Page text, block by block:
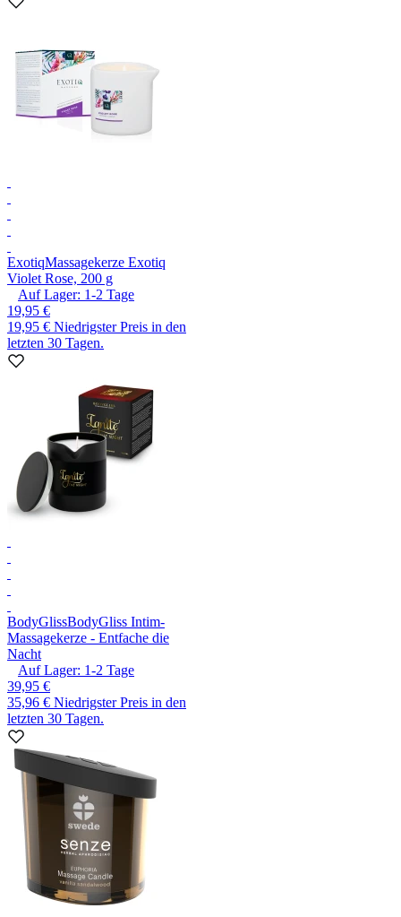
ExotiqMassagekerze Exotiq
Violet Rose, 200 g
Auf Lager: 1-2 Tage
19,95 €
19,95 € Niedrigster Preis in den
letzten 30 Tagen.
BodyGlissBodyGliss Intim-
Massagekerze - Entfache die
Nacht
Auf Lager: 1-2 Tage
39,95 €
35,96 € Niedrigster Preis in den
letzten 30 Tagen.